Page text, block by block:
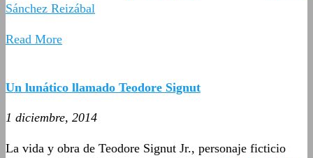
Sánchez Reizábal
Read More
Un lunático llamado Teodore Signut
1 diciembre, 2014
La vida y obra de Teodore Signut Jr., personaje ficticio